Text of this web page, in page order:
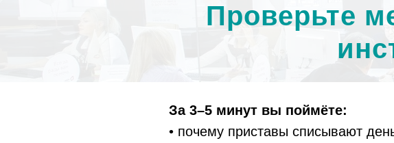
Проверьте
За 3–5 минут вы поймёте:
• почему приставы списывают